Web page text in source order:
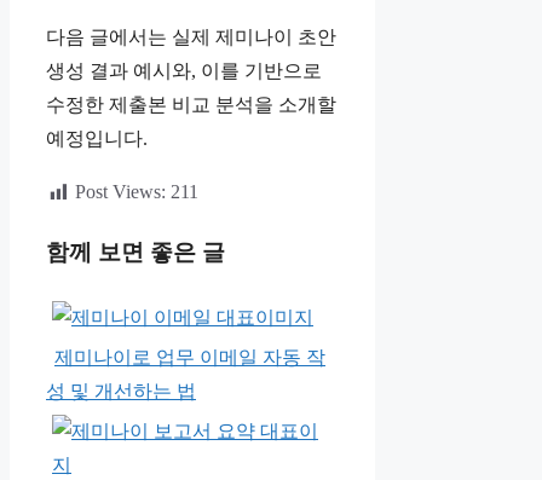
다음 글에서는 실제 제미나이 초안
생성 결과 예시와, 이를 기반으로
수정한 제출본 비교 분석을 소개할
예정입니다.
Post Views: 211
함께 보면 좋은 글
제미나이로 업무 이메일 자동 작
성 및 개선하는 법